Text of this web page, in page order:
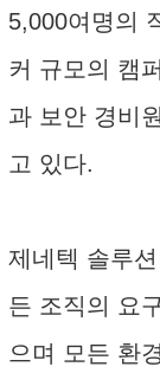
5,000여명의
커 규모의 캠
과 보안 경비
고 있다.
제네텍 솔루
든 조직의 요
으며 모든 환